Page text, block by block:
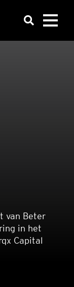
van Beter
in het
Capital